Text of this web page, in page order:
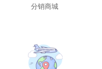
分销商城